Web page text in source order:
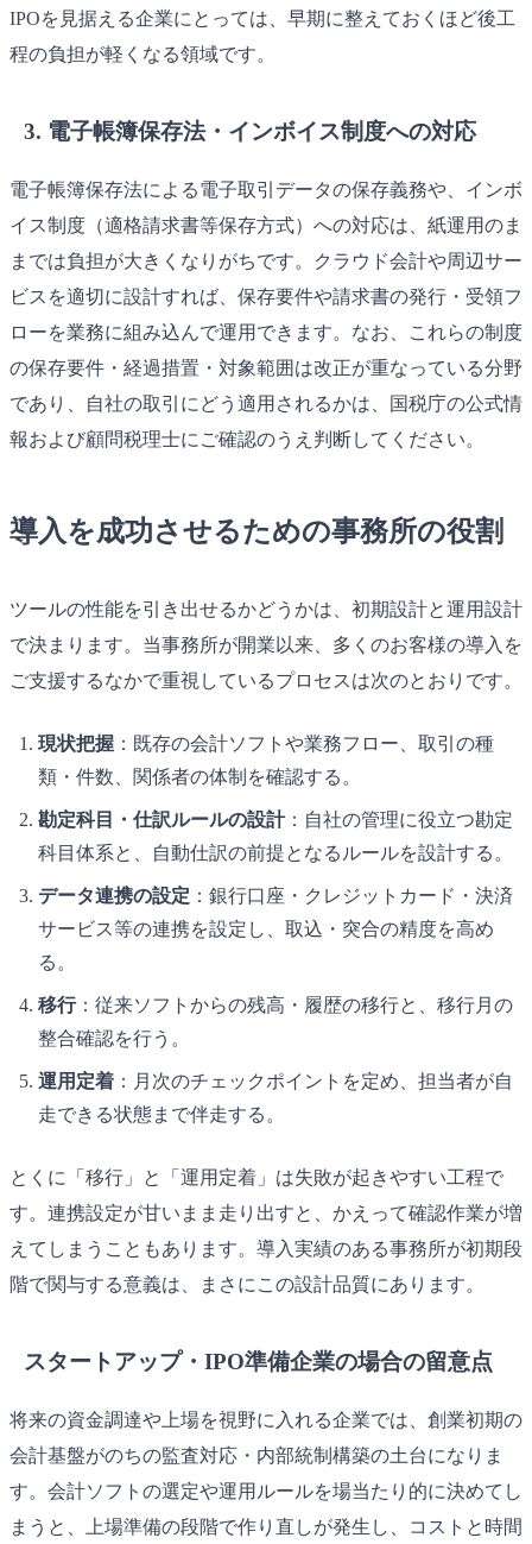
IPOを見据える企業にとっては、早期に整えておくほど後工
程の負担が軽くなる領域です。
3. 電子帳簿保存法・インボイス制度への対応
電子帳簿保存法による電子取引データの保存義務や、インボ
イス制度（適格請求書等保存方式）への対応は、紙運用のま
までは負担が大きくなりがちです。クラウド会計や周辺サー
ビスを適切に設計すれば、保存要件や請求書の発行・受領フ
ローを業務に組み込んで運用できます。なお、これらの制度
の保存要件・経過措置・対象範囲は改正が重なっている分野
であり、自社の取引にどう適用されるかは、国税庁の公式情
報および顧問税理士にご確認のうえ判断してください。
導入を成功させるための事務所の役割
ツールの性能を引き出せるかどうかは、初期設計と運用設計
で決まります。当事務所が開業以来、多くのお客様の導入を
ご支援するなかで重視しているプロセスは次のとおりです。
現状把握 ：既存の会計ソフトや業務フロー、取引の種
類・件数、関係者の体制を確認する。
勘定科目・仕訳ルールの設計：自社の管理に役立つ勘定
科目体系と、自動仕訳の前提となるルールを設計する。
データ連携の設定 ：銀行口座・クレジットカード・決済
サービス等の連携を設定し、取込・突合の精度を高め
る。
移行：従来ソフトからの残高・履歴の移行と、移行月の
整合確認を行う。
運用定着 ：月次のチェックポイントを定め、担当者が自
走できる状態まで伴走する。
とくに「移行」と「運用定着」は失敗が起きやすい工程で
す。連携設定が甘いまま走り出すと、かえって確認作業が増
えてしまうこともあります。導入実績のある事務所が初期段
階で関与する意義は、まさにこの設計品質にあります。
スタートアップ・IPO準備企業の場合の留意点
将来の資金調達や上場を視野に入れる企業では、創業初期の
会計基盤がのちの監査対応・内部統制構築の土台になりま
す。会計ソフトの選定や運用ルールを場当たり的に決めてし
まうと、上場準備の段階で作り直しが発生し、コストと時間